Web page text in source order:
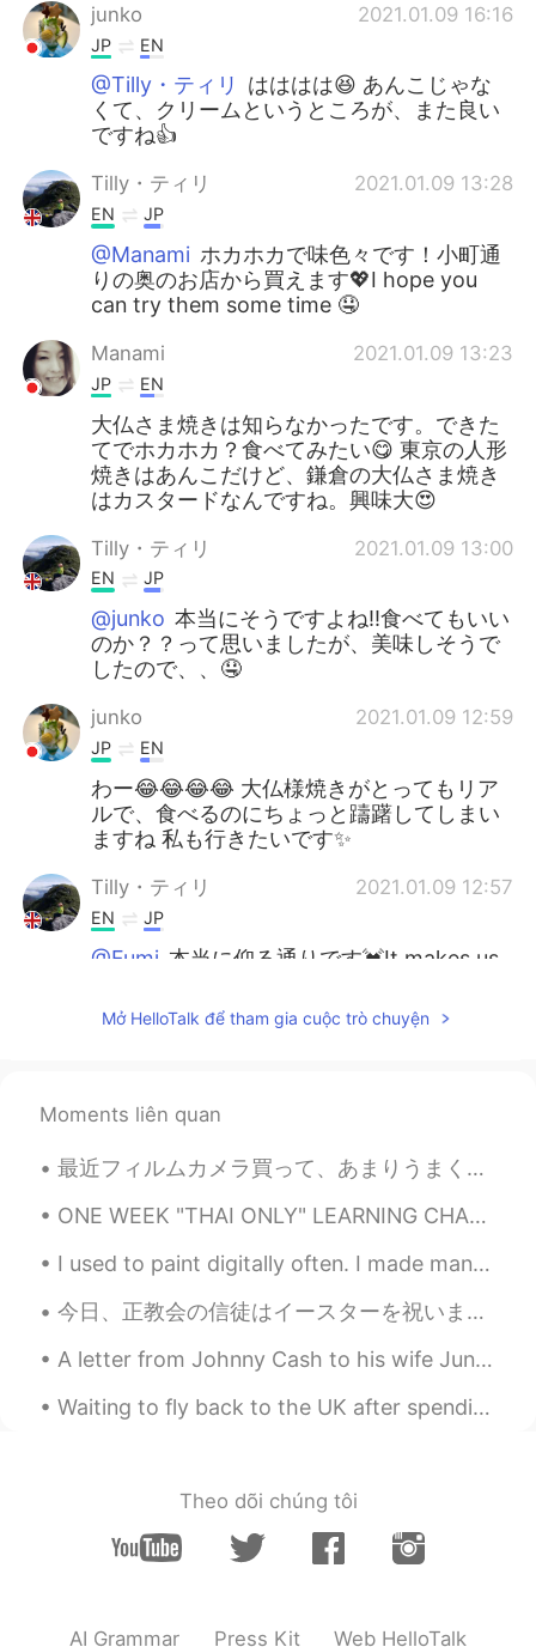
junko 2021.01.09 16:16
JP EN
@Tilly・ティリ
はははは😆 あんこじゃな
くて、クリームというところが、また良い
ですね👍
Tilly・ティリ 2021.01.09 13:28
EN JP
@Manami ホカホカで味色々です！小町通
りの奥のお店から買えます💖I hope you
can try them some time 🤤
Manami 2021.01.09 13:23
JP EN
大仏さま焼きは知らなかったです。できた
てでホカホカ？食べてみたい😋 東京の人形
焼きはあんこだけど、鎌倉の大仏さま焼き
はカスタードなんですね。興味大😍
Tilly・ティリ 2021.01.09 13:00
EN JP
@junko 本当にそうですよね‼️食べてもいい
のか？？って思いましたが、美味しそうで
したので、、🤤
junko 2021.01.09 12:59
JP EN
わー😂😂😂😂 大仏様焼きがとってもリア
ルで、食べるのにちょっと躊躇してしまい
ますね 私も行きたいです✨
Tilly・ティリ 2021.01.09 12:57
EN JP
@Fumi 本当に仰る通りです💓It makes us
Fumi 2021.01.09 12:56
素敵ですね 私もお寺や神社巡りが好きです
こんな状況だからこそ、目の前にある小さ
な幸せに感謝していきたいですね😊💓
@himikoありがとうございます‼️これから
教えていただいた方を使っていきます！
Tilly・ティリ 2021.01.09 12:48
@HANAHANAHANA いいですね！確か
himiko 2021.01.09 12:47
ハイライト
でした💓この焼き菓子を観
Mở HelloTalk để tham gia cuộc trò chuyện
Moments liên quan
最近フィルムカメラ買って、あまりうまくないけど、撮影が楽しい。いい思い出になる！ I bought a film camera recently. I’m not very good yet,...
ONE WEEK "THAI ONLY" LEARNING CHALLENGE RESULTS~ (6 days only because we'll have an office meetin...
I used to paint digitally often. I made many self portraits- Here are some I've made the past yea...
今日、正教会の信徒はイースターを祝います☦️クリーチという特別な甘いパンを作りました。クリーチの飾りは一番面白い部分です😋人は正教会のイースターが好きです✨この日の後、天気が良くなると人は信じて...
A letter from Johnny Cash to his wife June Carter Cash on her 65th birthday. Happy Birthday Prin...
Waiting to fly back to the UK after spending some time relaxing in Norway. Love the nature here! ...
Theo dõi chúng tôi
AI Grammar Press Kit Web HelloTalk